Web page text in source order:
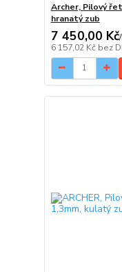
Archer, Pilový
hranatý zub
7 450,00 Kč/
6 157,02 Kč bez